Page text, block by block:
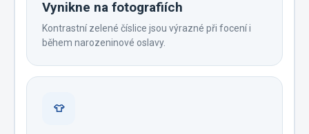
Vynikne na fotografiích
Kontrastní zelené číslice jsou výrazné při focení i
během narozeninové oslavy.
👕